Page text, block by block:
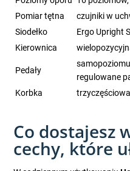
Pomiar tętna
czujniki w
Siodełko
Ergo Upright
Kierownica
Pedały
regulowane
Korbka
Co dostajesz
cechy, które